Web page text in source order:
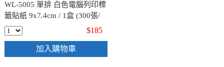
WL-5005 單排 白色電腦列印標
籤貼紙 9x7.4cm / 1盒 (300張/
盒)
$185
加入購物車